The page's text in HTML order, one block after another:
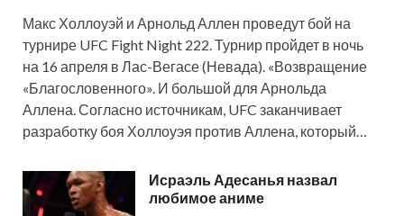
Макс Холлоуэй и Арнольд Аллен проведут бой на
турнире UFC Fight Night 222. Турнир пройдет в ночь
на 16 апреля в Лас-Вегасе (Невада). «Возвращение
«Благословенного». И большой для Арнольда
Аллена. Согласно источникам, UFC заканчивает
разработку боя Холлоуэя против Аллена, который…
Исраэль Адесанья назвал
любимое аниме